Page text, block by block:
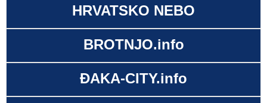
HRVATSKO NEBO
BROTNJO.info
ĐAKA-CITY.info